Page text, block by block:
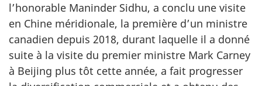
l’honorable Maninder Sidhu, a conclu une visite
en Chine méridionale, la première d’un ministre
canadien depuis 2018, durant laquelle il a donné
suite à la visite du premier ministre Mark Carney
à Beijing plus tôt cette année, a fait progresser